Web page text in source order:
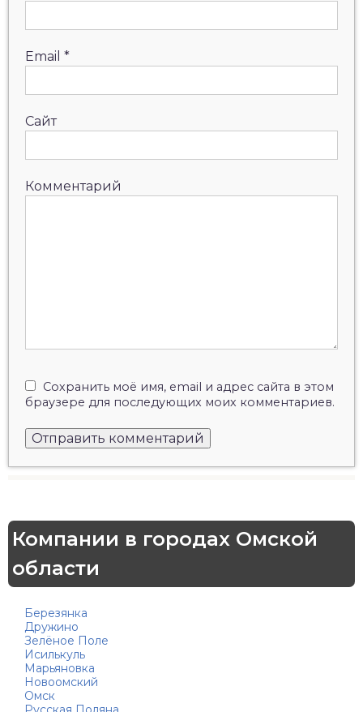
Email *
Сайт
Комментарий
Сохранить моё имя, email и адрес сайта в этом
браузере для последующих моих комментариев.
Компании в городах Омской
области
Березянка
Дружино
Зелёное Поле
Исилькуль
Марьяновка
Новоомский
Омск